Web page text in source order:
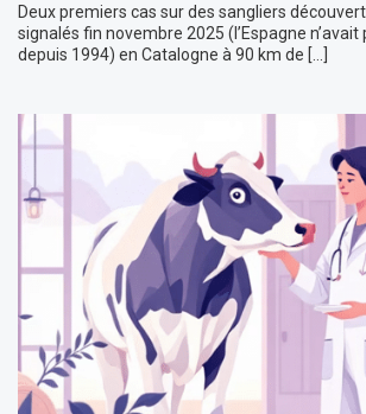
Deux premiers cas sur des sangliers
signalés fin novembre 2025 (l’Espagne n’avait
depuis 1994) en Catalogne à 90 km de […]